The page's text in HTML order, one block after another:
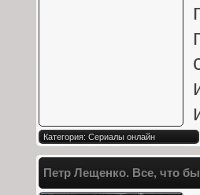
Категория: Сериалы онлайн
Петр Лещенко. Все, что